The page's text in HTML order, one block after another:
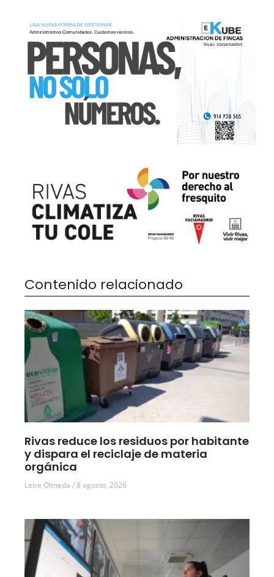
Contenido relacionado
Rivas reduce los residuos por habitante
y dispara el reciclaje de materia
orgánica
Leire Olmeda 8 agosto, 2026